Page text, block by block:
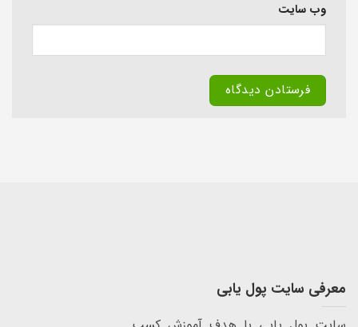
وب‌ سایت
معرفی سایت پول یابی